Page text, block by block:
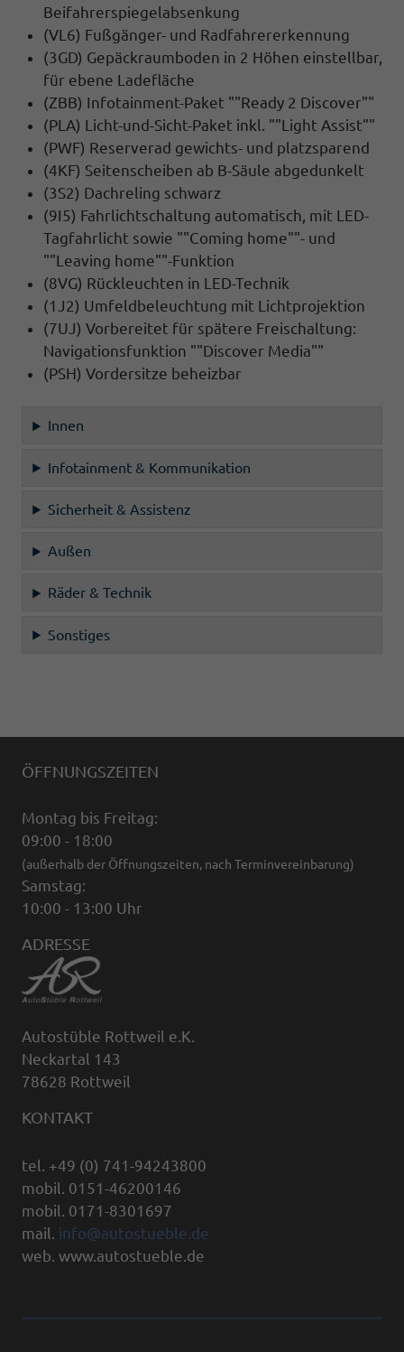
Beifahrerspiegelabsenkung
(VL6) Fußgänger- und Radfahrererkennung
(3GD) Gepäckraumboden in 2 Höhen einstellbar,
für ebene Ladefläche
(ZBB) Infotainment-Paket ""Ready 2 Discover""
(PLA) Licht-und-Sicht-Paket inkl. ""Light Assist""
(PWF) Reserverad gewichts- und platzsparend
(4KF) Seitenscheiben ab B-Säule abgedunkelt
(3S2) Dachreling schwarz
(9I5) Fahrlichtschaltung automatisch, mit LED-
Tagfahrlicht sowie ""Coming home""- und
""Leaving home""-Funktion
(8VG) Rückleuchten in LED-Technik
(1J2) Umfeldbeleuchtung mit Lichtprojektion
(7UJ) Vorbereitet für spätere Freischaltung:
Navigationsfunktion ""Discover Media""
(PSH) Vordersitze beheizbar
Innen
Infotainment & Kommunikation
Sicherheit & Assistenz
Außen
Räder & Technik
Sonstiges
ÖFFNUNGSZEITEN
Montag bis Freitag:
09:00 - 18:00
(außerhalb der Öffnungszeiten, nach Terminvereinbarung)
Samstag:
10:00 - 13:00 Uhr
ADRESSE
Autostüble Rottweil e.K.
Neckartal 143
78628 Rottweil
KONTAKT
tel. +49 (0) 741-94243800
mobil. 0151-46200146
mobil. 0171-8301697
mail. info@autostueble.de
web. www.autostueble.de